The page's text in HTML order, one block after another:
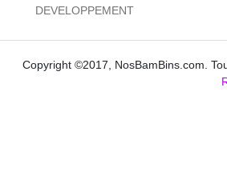
DEVELOPPEMENT
Copyright ©2017, NosBamBins.com.